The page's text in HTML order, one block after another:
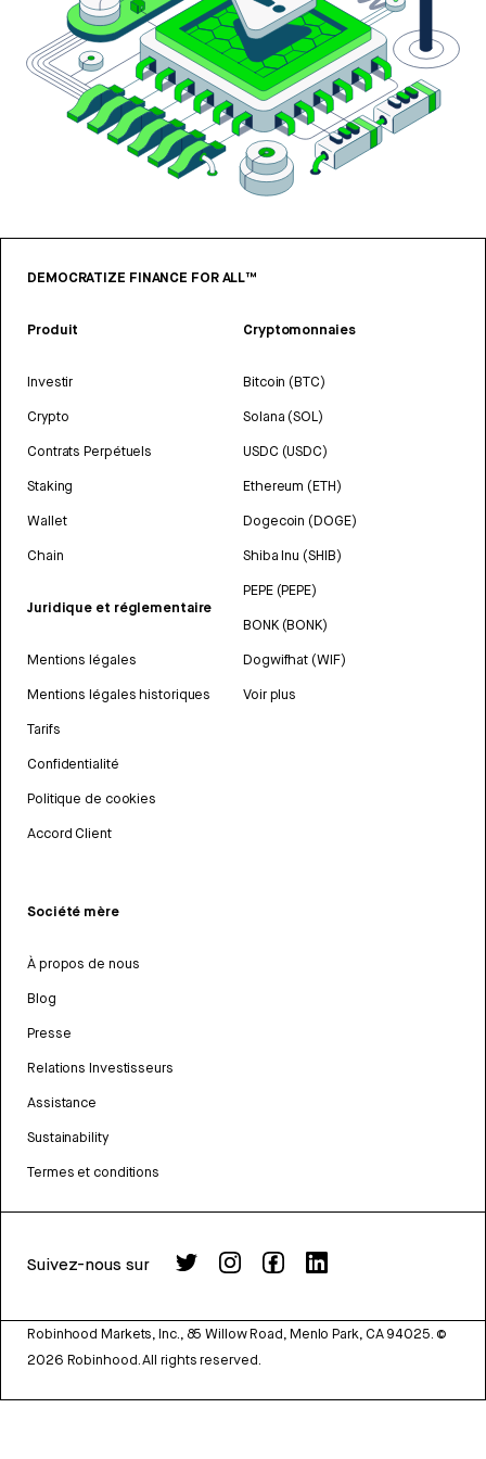
DEMOCRATIZE FINANCE FOR ALL™
Produit
Investir
Crypto
Contrats Perpétuels
Staking
Wallet
Chain
Juridique et réglementaire
Mentions légales
Mentions légales historiques
Tarifs
Confidentialité
Politique de cookies
Accord Client
Cryptomonnaies
Bitcoin (BTC)
Solana (SOL)
USDC (USDC)
Ethereum (ETH)
Dogecoin (DOGE)
Shiba Inu (SHIB)
PEPE (PEPE)
BONK (BONK)
Dogwifhat (WIF)
Voir plus
Société mère
À propos de nous
Blog
Presse
Relations Investisseurs
Assistance
Sustainability
Termes et conditions
Suivez-nous sur
Robinhood Markets, Inc., 85 Willow Road, Menlo Park, CA 94025. ©
2026 Robinhood. All rights reserved.